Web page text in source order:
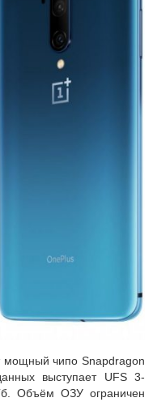
мощный чипо Snapdragon
выступает UFS 3-
Объём ОЗУ ограничен